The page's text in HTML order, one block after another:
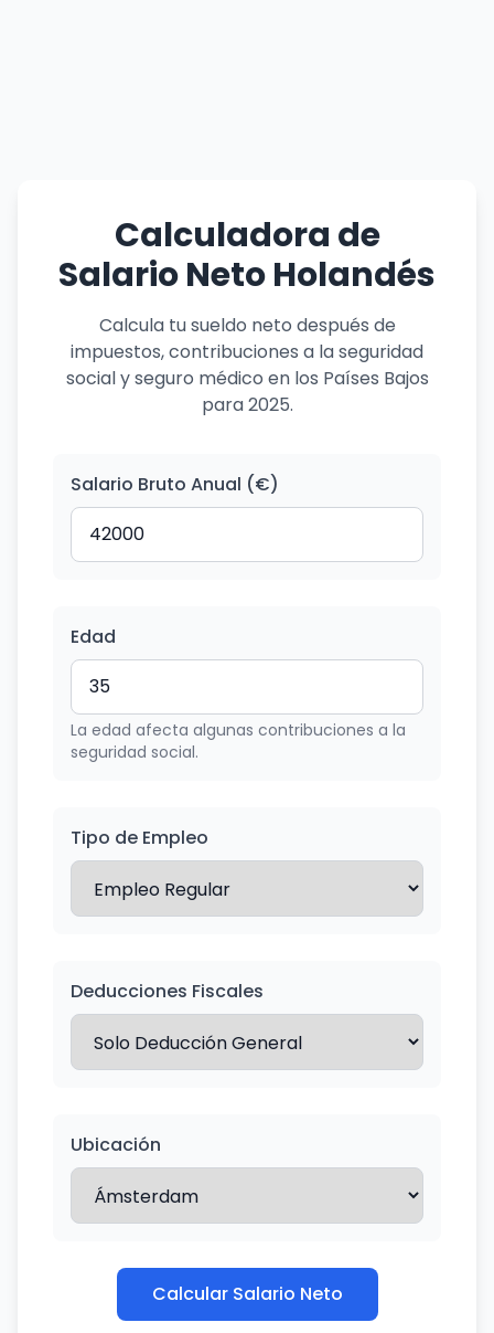
Calculadora de
Salario Neto Holandés
Calcula tu sueldo neto después de
impuestos, contribuciones a la seguridad
social y seguro médico en los Países Bajos
para 2025.
Salario Bruto Anual (€)
Edad
La edad afecta algunas contribuciones a la
seguridad social.
Tipo de Empleo
Deducciones Fiscales
Ubicación
Calcular Salario Neto